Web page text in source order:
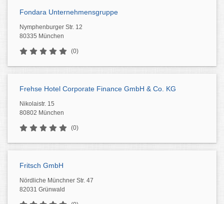
Fondara Unternehmensgruppe
Nymphenburger Str. 12
80335 München
(0)
Frehse Hotel Corporate Finance GmbH & Co. KG
Nikolaistr. 15
80802 München
(0)
Fritsch GmbH
Nördliche Münchner Str. 47
82031 Grünwald